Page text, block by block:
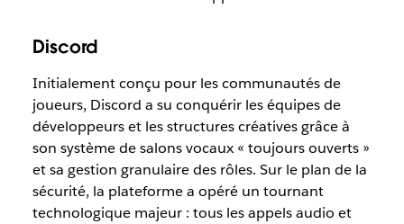
Discord
Initialement conçu pour les communautés de
joueurs, Discord a su conquérir les équipes de
développeurs et les structures créatives grâce à
son système de salons vocaux « toujours ouverts »
et sa gestion granulaire des rôles. Sur le plan de la
sécurité, la plateforme a opéré un tournant
technologique majeur : tous les appels audio et